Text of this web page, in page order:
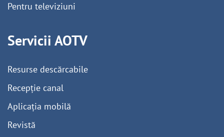
Pentru televiziuni
Servicii AOTV
Resurse descărcabile
Recepție canal
Aplicația mobilă
Revistă